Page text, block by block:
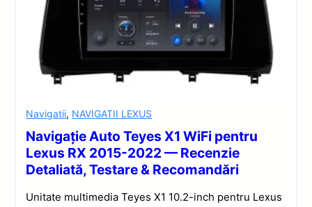
Navigatii, NAVIGATII LEXUS
Navigație Auto Teyes X1 WiFi pentru
Lexus RX 2015-2022 — Recenzie
Detaliată, Testare & Recomandări
Unitate multimedia Teyes X1 10.2-inch pentru Lexus